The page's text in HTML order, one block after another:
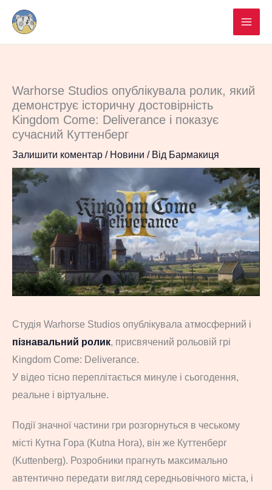
Перейти
вмісту
Warhorse Studios опублікувала ролик, який
демонструє історичну достовірність
Kingdom Come: Deliverance і показує
сучасний Куттенберг
Залишити коментар / Новини / Від Бармакиця
Студія Warhorse Studios опублікувала атмосферний і
пізнавальний ролик, присвячений рольовій грі
Kingdom Come: Deliverance.
У відео тісно переплітається минуле і сьогодення,
реальне і віртуальне.
Події значної частини гри розгорнуться в чеському
місті Кутна Гора (Kutna Hora), він же Куттенберг
(Kuttenberg). Розробники прагнуть максимально
автентично передати вигляд середньовічного міста, і